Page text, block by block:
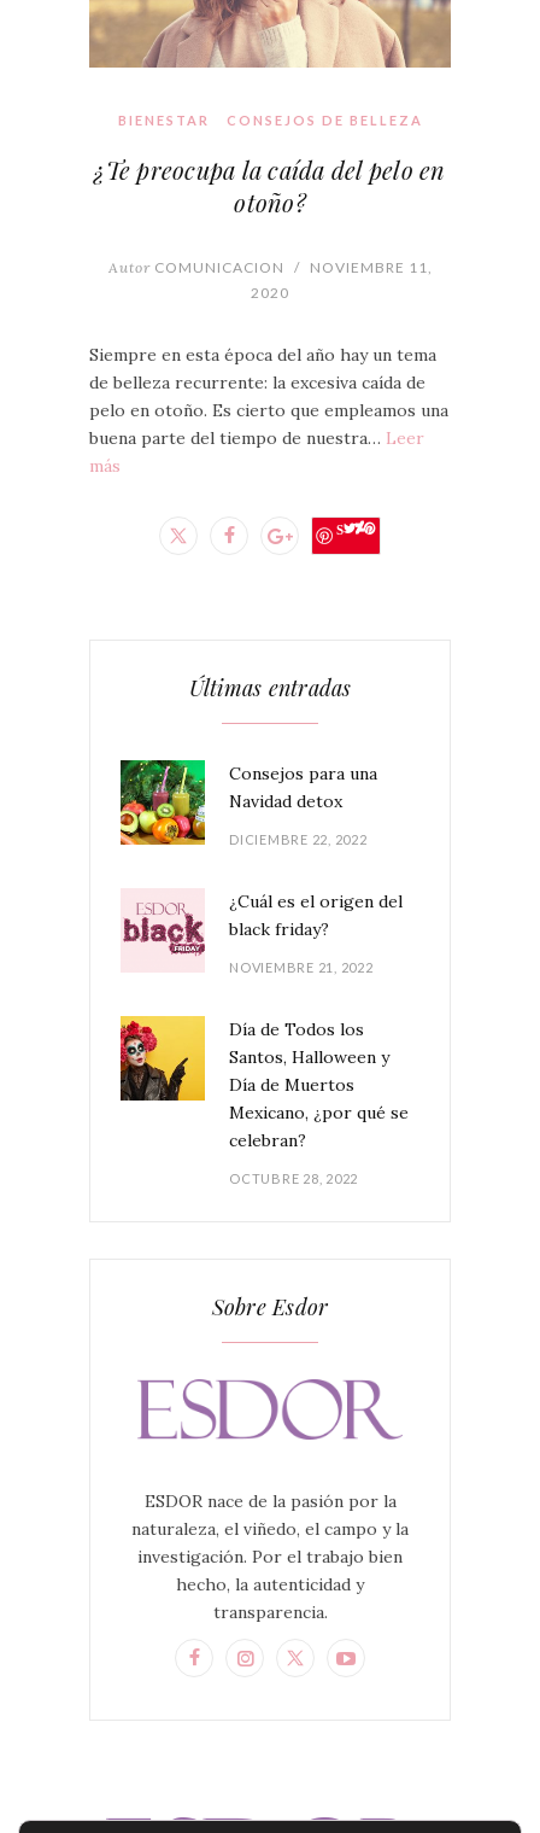
BIENESTAR CONSEJOS DE BELLEZA
¿Te preocupa la caída del pelo en
otoño?
AutorCOMUNICACION / NOVIEMBRE 11,
2020
Siempre en esta época del año hay un tema
de belleza recurrente: la excesiva caída de
pelo en otoño. Es cierto que empleamos una
buena parte del tiempo de nuestra… Leer
más
Save
Últimas entradas
Consejos para una
Navidad detox
DICIEMBRE 22, 2022
¿Cuál es el origen del
black friday?
NOVIEMBRE 21, 2022
Día de Todos los
Santos, Halloween y
Día de Muertos
Mexicano, ¿por qué se
celebran?
OCTUBRE 28, 2022
Sobre Esdor
ESDOR nace de la pasión por la
naturaleza, el viñedo, el campo y la
investigación. Por el trabajo bien
hecho, la autenticidad y
transparencia.